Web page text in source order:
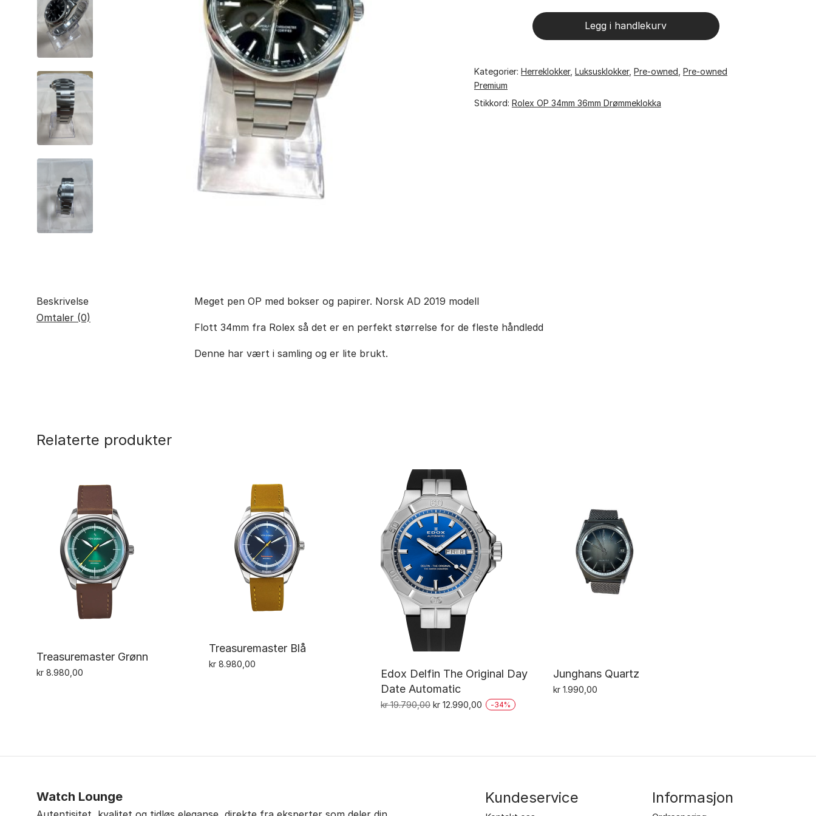
Helgetilbud!!!
OP
2019
antall
Legg i handlekurv
Kategorier: Herreklokker, Luksusklokker, Pre-owned Pre-owned
Premium
Stikkord: Rolex OP 34mm 36mm Drømmeklokka
Beskrivelse
Omtaler (0)
Meget pen OP med bokser og papirer. Norsk AD 2019 modell
Flott 34mm fra Rolex så det er en perfekt størrelse for de fleste håndledd
Denne har vært i samling og er lite brukt.
Relaterte produkter
Treasuremaster Grønn
kr 8.980,00
Treasuremaster Blå
kr8.980,00
Edox Delfin The Original Day
Date Automatic
kr19.790,00 Opprinnelig
kr 12.990,00 Nåværende
-34%
Junghans Quartz
kr1.990,00
Watch Lounge Kundeservice Informasjon